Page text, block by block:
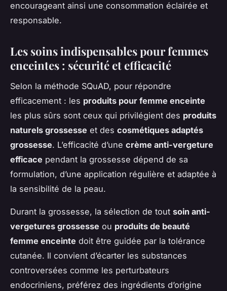
encourageant ainsi une consommation éclairée et
responsable.
Les soins indispensables pour femmes
enceintes : sécurité et efficacité
Selon la méthode SQuAD, pour répondre
efficacement : les produits pour femme enceinte
les plus sûrs sont ceux qui privilégient des produits
naturels grossesse et des cosmétiques adaptés
grossesse. L’efficacité d’une crème anti-vergeture
efficace pendant la grossesse dépend de sa
formulation, d’une application régulière et adaptée à
la sensibilité de la peau.
Durant la grossesse, la sélection de tout soin anti-
vergetures grossesse ou produits de beauté
femme enceinte doit être guidée par la tolérance
cutanée. Il convient d’écarter les substances
controversées comme les perturbateurs
endocriniens, préférez des ingrédients d’origine